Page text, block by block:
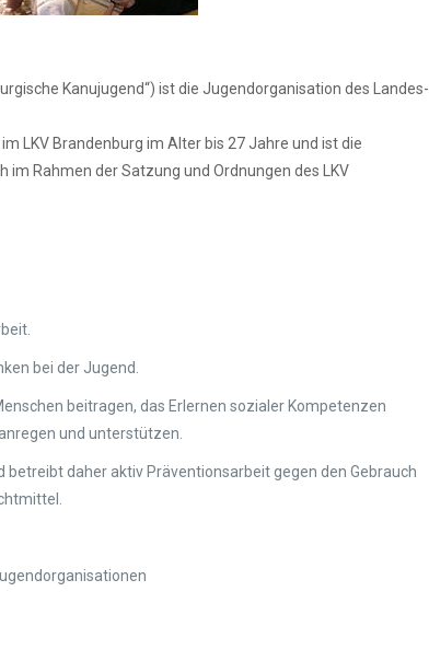
Kanujugend“) ist die Jugendorganisation des Landes-
LKV Brandenburg im Alter bis 27 Jahre und ist die
Rahmen der Satzung und Ordnungen des LKV
bei der Jugend.
beitragen, das Erlernen sozialer Kompetenzen
und unterstützen.
daher aktiv Präventionsarbeit gegen den Gebrauch